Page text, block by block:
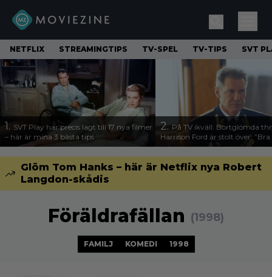
NETFLIX STREAMINGTIPS TV-SPEL TV-TIPS SVT
1. SVT Play har precis lagt till 17 nya filmer
– här är mina 3 bästa tips
2. På TV ikväll: Bortglömda
Harrison Ford är stolt över:
Glöm Tom Hanks – här är Netflix nya Robert
Langdon-skådis
Föräldrafällan (1998)
FAMILJ KOMEDI 1998